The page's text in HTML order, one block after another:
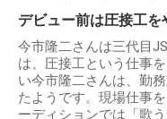
デビュー前は圧接工を
今市隆二さんは三代目
は、圧接工という仕事
い今市隆二さんは、勤
たようです。現場仕事
ーディションでは「歌